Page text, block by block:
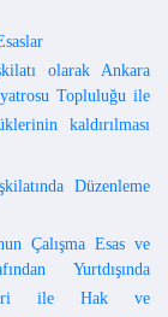
olarak Ankara
Topluluğu ile
kaldırılması
Düzenleme
Çalışma Esas ve
Yurtdışında
ile Hak ve